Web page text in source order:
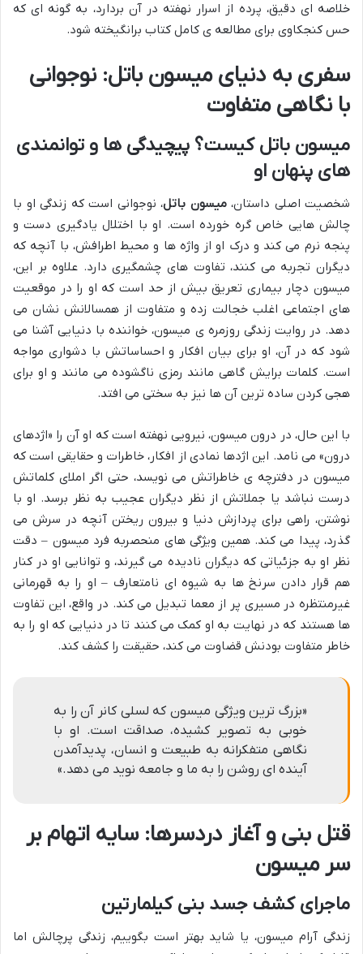
خلاصه ای دقیق، پرده از اسرار نهفته در آن بردارد، به گونه ای که
حس کنجکاوی برای مطالعه ی کامل کتاب برانگیخته شود.
سفری به دنیای میسون باتل: نوجوانی
با نگاهی متفاوت
میسون باتل کیست؟ پیچیدگی ها و توانمندی
های پنهان او
شخصیت اصلی داستان،میسون باتل، نوجوانی است که زندگی او با
چالش هایی خاص گره خورده است. او با اختلال یادگیری دست و
پنجه نرم می کند و درک او از واژه ها و محیط اطرافش، با آنچه که
دیگران تجربه می کنند، تفاوت های چشمگیری دارد. علاوه بر این،
میسون دچار بیماری تعریق بیش از حد است که او را در موقعیت
های اجتماعی اغلب خجالت زده و متفاوت از همسالانش نشان می
دهد. در روایت زندگی روزمره ی میسون، خواننده با دنیایی آشنا می
شود که در آن، او برای بیان افکار و احساساتش با دشواری مواجه
است. کلمات برایش گاهی مانند رمزی ناگشوده می مانند و او برای
هجی کردن ساده ترین آن ها نیز به سختی می افتد.
با این حال، در درون میسون، نیرویی نهفته است که او آن را «اژدهای
درون» می نامد. این اژدها نمادی از افکار، خاطرات و حقایقی است که
میسون در دفترچه ی خاطراتش می نویسد، حتی اگر املای کلماتش
درست نباشد یا جملاتش از نظر دیگران عجیب به نظر برسد. او با
نوشتن، راهی برای پردازش دنیا و بیرون ریختن آنچه در سرش می
گذرد، پیدا می کند. همین ویژگی های منحصربه فرد میسون – دقت
نظر او به جزئیاتی که دیگران نادیده می گیرند، و توانایی او در کنار
هم قرار دادن سرنخ ها به شیوه ای نامتعارف – او را به قهرمانی
غیرمنتظره در مسیری پر از معما تبدیل می کند. در واقع، این تفاوت
ها هستند که در نهایت به او کمک می کنند تا در دنیایی که او را به
خاطر متفاوت بودنش قضاوت می کند، حقیقت را کشف کند.
«بزرگ ترین ویژگی میسون که لسلی کانر آن را به
خوبی به تصویر کشیده، صداقت است. او با
نگاهی متفکرانه به طبیعت و انسان، پدیدآمدن
آینده ای روشن را به ما و جامعه نوید می دهد.»
قتل بنی و آغاز دردسرها: سایه اتهام بر
سر میسون
ماجرای کشف جسد بنی کیلمارتین
زندگی آرام میسون، یا شاید بهتر است بگوییم، زندگی پرچالش اما